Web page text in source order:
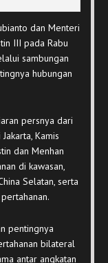
dan Menteri
III pada Rabu
sambungan
hubungan
persnya dari
Kamis
dan Menhan
di kawasan,
Selatan, serta
pentingnya
bilateral
antar angkatan